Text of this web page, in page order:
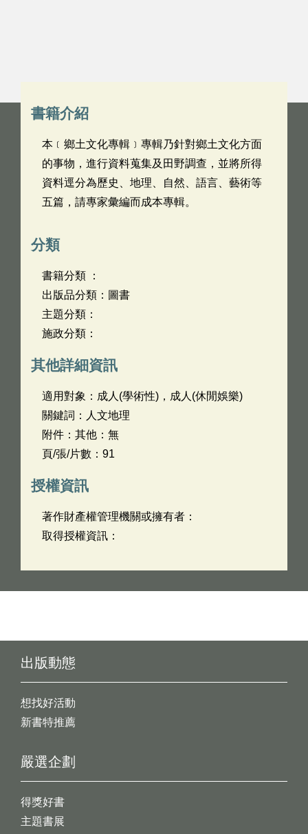
書籍介紹
本﹝鄉土文化專輯﹞專輯乃針對鄉土文化方面
的事物，進行資料蒐集及田野調查，並將所得
資料逕分為歷史、地理、自然、語言、藝術等
五篇，請專家彙編而成本專輯。
分類
書籍分類 ：
出版品分類：圖書
主題分類：
施政分類：
其他詳細資訊
適用對象：成人(學術性)，成人(休閒娛樂)
關鍵詞：人文地理
附件：其他：無
頁/張/片數：91
授權資訊
著作財產權管理機關或擁有者：
取得授權資訊：
出版動態
想找好活動
新書特推薦
嚴選企劃
得獎好書
主題書展